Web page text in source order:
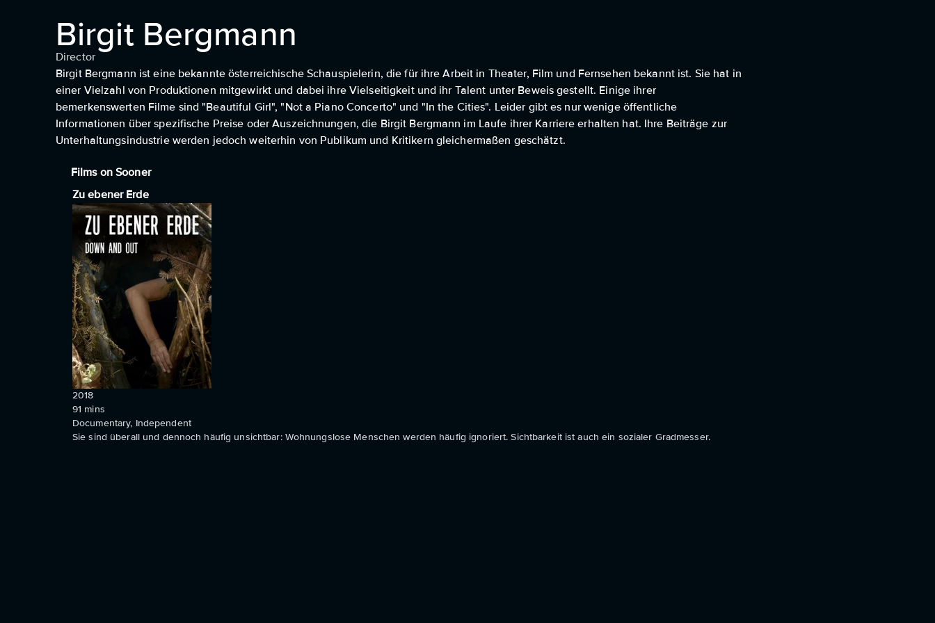
Birgit Bergmann
Director
Birgit Bergmann ist eine bekannte österreichische Schauspielerin, die für ihre Arbeit in Theater, Film und Fernsehen bekannt ist. Sie hat in
einer Vielzahl von Produktionen mitgewirkt und dabei ihre Vielseitigkeit und ihr Talent unter Beweis gestellt. Einige ihrer
bemerkenswerten Filme sind "Beautiful Girl", "Not a Piano Concerto" und "In the Cities". Leider gibt es nur wenige öffentliche
Informationen über spezifische Preise oder Auszeichnungen, die Birgit Bergmann im Laufe ihrer Karriere erhalten hat. Ihre Beiträge zur
Unterhaltungsindustrie werden jedoch weiterhin von Publikum und Kritikern gleichermaßen geschätzt.
Films on Sooner
Zu ebener Erde
2018
91 mins
Documentary, Independent
Sie sind überall und dennoch häufig unsichtbar: Wohnungslose Menschen werden häufig ignoriert. Sichtbarkeit ist auch ein sozialer Gradmesser.